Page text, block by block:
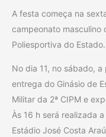
A festa começa na
campeonato masculino
Poliesportiva do Estado.
No dia 11, no sábado,
entrega do Ginásio de
Militar da 2ª CIPM e
Às 16 h será realizada
Estádio José Costa